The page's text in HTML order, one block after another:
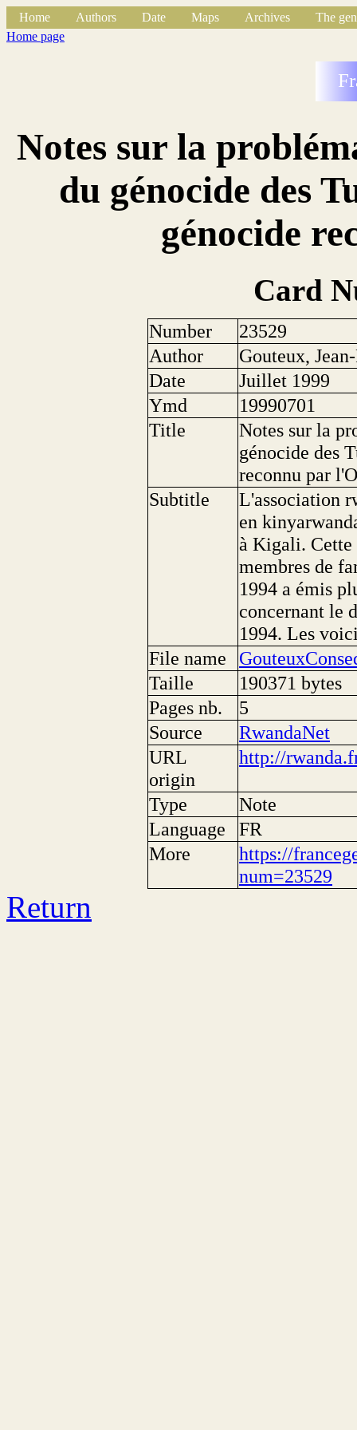
Home Authors Date Maps Archives
The
Home page
Notes sur la
du génocide des
génocide
Card
Number
23529
Author
Gouteux,
Date
Juillet 1999
Ymd
19990701
Title
Notes sur la
génocide des
reconnu par
Subtitle
L'association
en
à Kigali. Cette
membres de
1994 a émis
concernant le
1994. Les
File name
Taille
190371 bytes
Pages nb.
5
Source
RwandaNet
URL
origin
http://
Type
Note
Language
FR
More
https://
num=23529
Return